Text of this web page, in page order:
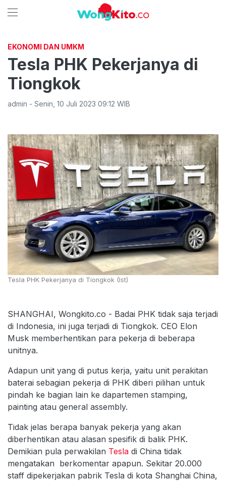
EKONOMI DAN UMKM
Tesla PHK Pekerjanya di
Tiongkok
admin - Senin 10 Juli 2023 09:12 WIB
Tesla PHK Pekerjanya di Tiongkok (Ist)
SHANGHAI, Wongkito.co - Badai PHK tidak saja terjadi
di Indonesia, ini juga terjadi di Tiongkok. CEO Elon
Musk memberhentikan para pekerja di beberapa
unitnya.
Adapun unit yang di putus kerja, yaitu unit perakitan
baterai sebagian pekerja di PHK diberi pilihan untuk
pindah ke bagian lain ke dapartemen stamping,
painting atau general assembly.
Tidak jelas berapa banyak pekerja yang akan
diberhentikan atau alasan spesifik di balik PHK.
Demikian pula perwakilan Tesla di China tidak
mengatakan berkomentar apapun. Sekitar 20.000
staff dipekerjakan pabrik Tesla di kota Shanghai China,